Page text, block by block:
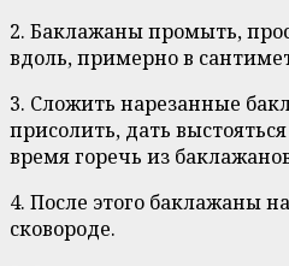
2. Баклажаны промыть,
вдоль, примерно в
3. Сложить нарезанные
присолить, дать
время горечь из
4. После этого баклажаны
сковороде.